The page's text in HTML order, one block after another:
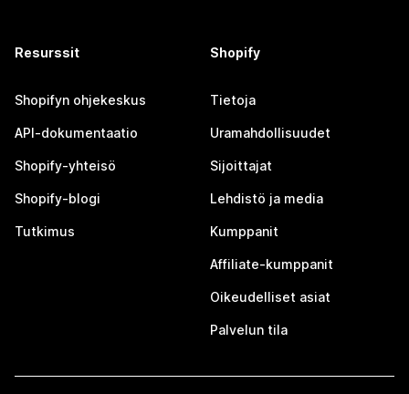
Resurssit
Shopifyn ohjekeskus
API-dokumentaatio
Shopify-yhteisö
Shopify-blogi
Tutkimus
Shopify
Tietoja
Uramahdollisuudet
Sijoittajat
Lehdistö ja media
Kumppanit
Affiliate-kumppanit
Oikeudelliset asiat
Palvelun tila